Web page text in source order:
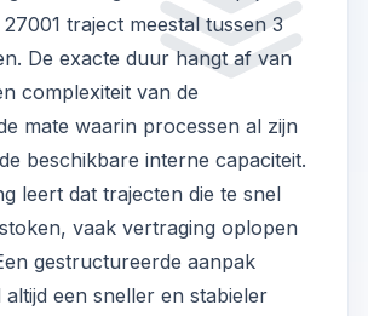
traject meestal tussen 3
De exacte duur hangt af van
complexiteit van de
mate waarin processen al zijn
beschikbare interne capaciteit.
leert dat trajecten die te snel
vaak vertraging oplopen
gestructureerde aanpak
een sneller en stabieler